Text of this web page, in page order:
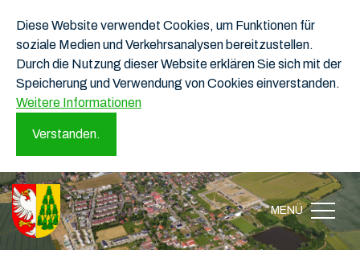
Diese Website verwendet Cookies, um Funktionen für
soziale Medien und Verkehrsanalysen bereitzustellen.
Durch die Nutzung dieser Website erklären Sie sich mit der
Speicherung und Verwendung von Cookies einverstanden.
Weitere Informationen
Verstanden.
MENÜ